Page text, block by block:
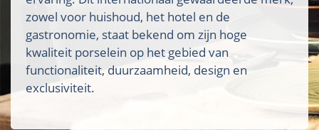
zowel voor huishoud, het hotel en de
gastronomie, staat bekend om zijn hoge
kwaliteit porselein op het gebied van
functionaliteit, duurzaamheid, design en
exclusiviteit.